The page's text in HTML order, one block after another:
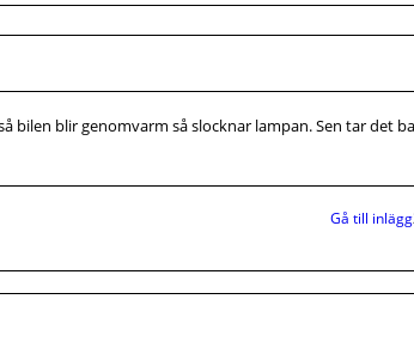
blir genomvarm så slocknar lampan. Sen tar det
Gå till inlägg